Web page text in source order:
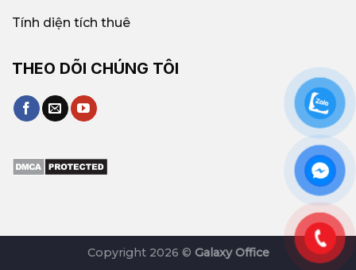
Tính diện tích thuê
THEO DÕI CHÚNG TÔI
Copyright 2026 © Galaxy Office